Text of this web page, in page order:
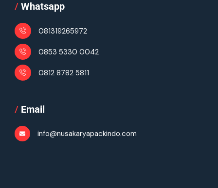
/ Whatsapp
081319265972
0853 5330 0042
0812 8782 5811
/ Email
info@nusakaryapackindo.com